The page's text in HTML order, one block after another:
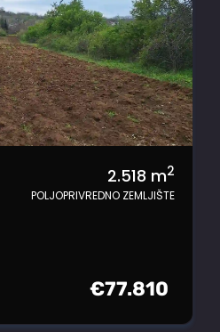
2.518 m2
POLJOPRIVREDNO ZEMLJIŠTE
€77.810